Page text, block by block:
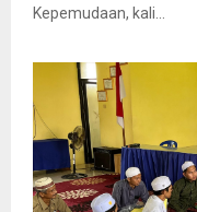
Kepemudaan, kali...